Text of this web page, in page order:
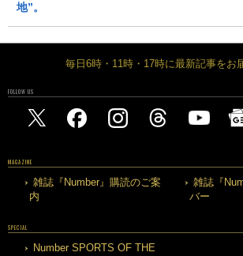
地”。
毎日6時・11時・17時に最新記事をお
FOLLOW US
MAGAZINE
雑誌『Number』購読のご案
内
雑誌『
バー
SPECIAL
Number SPORTS OF THE